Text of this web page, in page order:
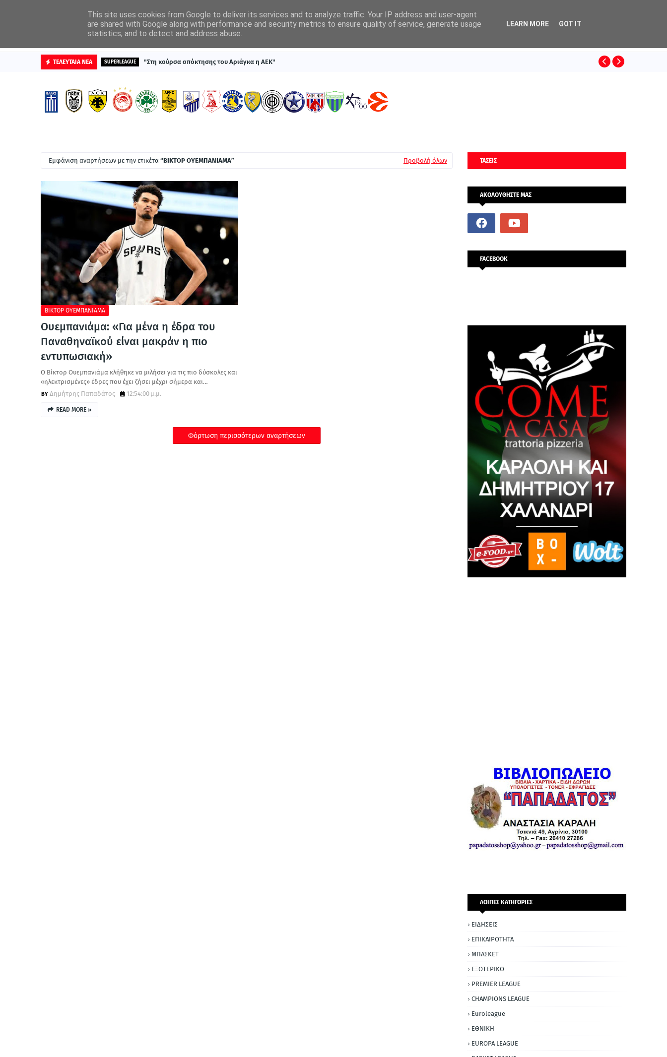
ΒΑΘΜΟΛΟΓΙΕΣ ΠΡΩΤΟΣΕΛΙΔΑ
ΤΕΛΕΥΤΑΙΑ ΝΕΑ SUPERLEAGUE "Στη κούρσα απόκτησης του Αριάγκα η ΑΕΚ"
Εμφάνιση αναρτήσεων με την ετικέτα ΒΙΚΤΟΡ ΟΥΕΜΠΑΝΙΑΜΑ Προβολή όλων
ΒΙΚΤΟΡ ΟΥΕΜΠΑΝΙΑΜΑ
Ουεμπανιάμα: «Για μένα η έδρα του
Παναθηναϊκού είναι μακράν η πιο
εντυπωσιακή»
Ο Βίκτορ Ουεμπανιάμα κλήθηκε να μιλήσει για τις πιο δύσκολες και
«ηλεκτρισμένες» έδρες που έχει ζήσει μέχρι σήμερα και…
Δημήτρης Παπαδάτος
12:54:00 μ.μ.
READ MORE »
Φόρτωση περισσότερων αναρτήσεων
ΤΑΣΕΙΣ
ΑΚΟΛΟΥΘΗΣΤΕ ΜΑΣ
FACEBOOK
ΛΟΙΠΕΣ ΚΑΤΗΓΟΡΙΕΣ
ΕΙΔΗΣΕΙΣ
ΕΠΙΚΑΙΡΟΤΗΤΑ
ΜΠΑΣΚΕΤ
ΕΞΩΤΕΡΙΚΟ
PREMIER LEAGUE
CHAMPIONS LEAGUE
Euroleague
ΕΘΝΙΚΗ
EUROPA LEAGUE
This site uses cookies from Google to deliver its services and to analyze traffic. Your IP address and user-agent
are shared with Google along with performance and security metrics to ensure quality of service, generate usage
statistics, and to detect and address abuse.
LEARN MORE GOT IT